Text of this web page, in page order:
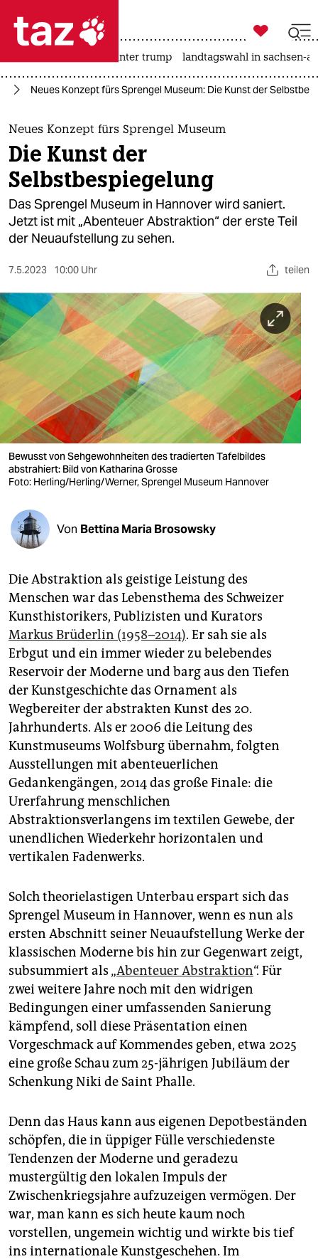
 taz zahl ich
taz zahl ich
themen
politik
öko
gesellschaft
sport
berlin
nord
wahrheit
verlag
verlag
veranstaltungen
fragen & hilfe
abo
genossenschaft
epaper login

taz zahl ich
usa unter trump landtagswahl in sachsen-
Neues Konzept fürs Sprengel Museum: Die Kunst der
Neues Konzept fürs Sprengel Museum
Die Kunst der
Selbstbespiegelung
Das Sprengel Museum in Hannover wird saniert.
Jetzt ist mit „Abenteuer Abstraktion“ der erste Teil
der Neuaufstellung zu sehen.
7.5.2023 10:00 Uhr teilen
Bewusst von Sehgewohnheiten des tradierten Tafelbildes
abstrahiert: Bild von Katharina Grosse
Foto: Herling/Herling/Werner, Sprengel Museum Hannover
Von Bettina Maria Brosowsky
Die Abstraktion als geistige Leistung des
Menschen war das Lebensthema des Schweizer
Kunsthistorikers, Publizisten und Kurators
Markus Brüderlin (1958–2014). Er sah sie als
Erbgut und ein immer wieder zu belebendes
Reservoir der Moderne und barg aus den Tiefen
der Kunstgeschichte das Ornament als
Wegbereiter der abstrakten Kunst des 20.
Jahrhunderts. Als er 2006 die Leitung des
Kunstmuseums Wolfsburg übernahm, folgten
Ausstellungen mit abenteuerlichen
Gedankengängen, 2014 das große Finale: die
Urerfahrung menschlichen
Abstraktionsverlangens im textilen Gewebe, der
unendlichen Wiederkehr horizontalen und
vertikalen Fadenwerks.
Solch theorielastigen Unterbau erspart sich das
Sprengel Museum in Hannover, wenn es nun als
ersten Abschnitt seiner Neuaufstellung Werke der
klassischen Moderne bis hin zur Gegenwart zeigt,
subsummiert als „Abenteuer Abstraktion“. Für
zwei weitere Jahre noch mit den widrigen
Bedingungen einer umfassenden Sanierung
kämpfend, soll diese Präsentation einen
Vorgeschmack auf Kommendes geben, etwa 2025
eine große Schau zum 25-jährigen Jubiläum der
Schenkung Niki de Saint Phalle.
Denn das Haus kann aus eigenen Depotbeständen
schöpfen, die in üppiger Fülle verschiedenste
Tendenzen der Moderne und geradezu
mustergültig den lokalen Impuls der
Zwischenkriegsjahre aufzuzeigen vermögen. Der
war, man kann es sich heute kaum noch
vorstellen, ungemein wichtig und wirkte bis tief
ins internationale Kunstgeschehen. Im